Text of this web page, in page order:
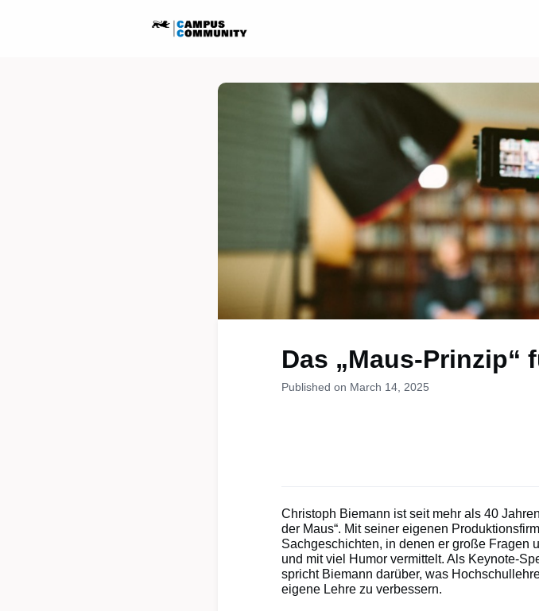
Ausschreibungen/Jobs Kontakt/Recht
Das „Maus-Prinzip“
Published on March 14, 2025
Christoph Biemann ist seit mehr als 40
der Maus“. Mit seiner eigenen
Sachgeschichten, in denen er große Fragen
und mit viel Humor vermittelt. Als Keynote-
spricht Biemann darüber, was
eigene Lehre zu verbessern.